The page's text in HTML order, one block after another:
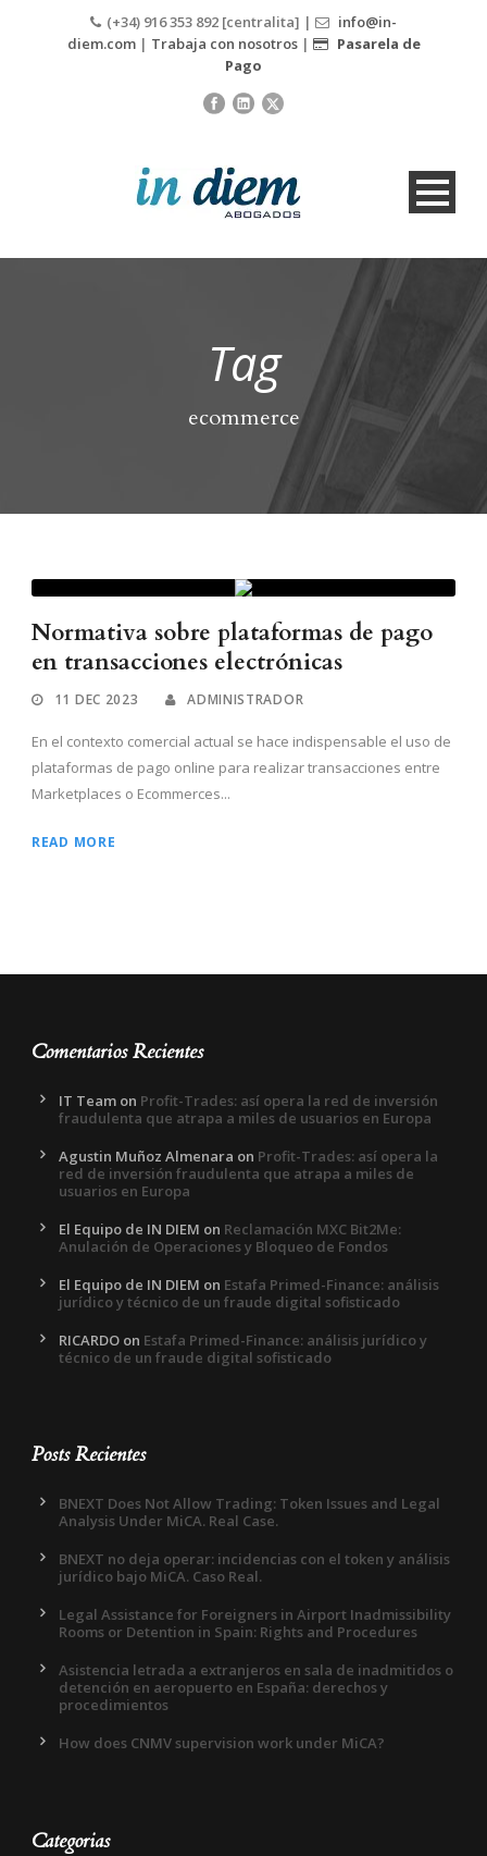
(+34) 916 353 892 [centralita] |
info@in-
diem.com| Trabaja con nosotros|
Pasarela de
Pago
Tag
ecommerce
Normativa sobre plataformas de pago
en transacciones electrónicas
11 DEC 2023 ADMINISTRADOR
En el contexto comercial actual se hace indispensable el uso de
plataformas de pago online para realizar transacciones entre
Marketplaces o Ecommerces...
READ MORE
Comentarios Recientes
IT Team on Profit-Trades: así opera la red de inversión
fraudulenta que atrapa a miles de usuarios en Europa
Agustin Muñoz Almenara on Profit-Trades: así opera la
red de inversión fraudulenta que atrapa a miles de
usuarios en Europa
El Equipo de IN DIEM on Reclamación MXC Bit2Me:
Anulación de Operaciones y Bloqueo de Fondos
El Equipo de IN DIEM on Estafa Primed-Finance: análisis
jurídico y técnico de un fraude digital sofisticado
RICARDO on Estafa Primed-Finance: análisis jurídico y
técnico de un fraude digital sofisticado
Posts Recientes
BNEXT Does Not Allow Trading: Token Issues and Legal
Analysis Under MiCA. Real Case.
BNEXT no deja operar: incidencias con el token y análisis
jurídico bajo MiCA. Caso Real.
Legal Assistance for Foreigners in Airport Inadmissibility
Rooms or Detention in Spain: Rights and Procedures
Asistencia letrada a extranjeros en sala de inadmitidos o
detención en aeropuerto en España: derechos y
procedimientos
How does CNMV supervision work under MiCA?
Categorias